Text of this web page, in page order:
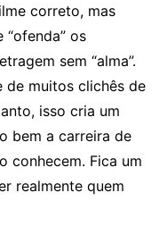
correto, mas
os
sem “alma”.
de muitos clichês de
isso cria um
bem a carreira de
conhecem. Fica um
realmente quem